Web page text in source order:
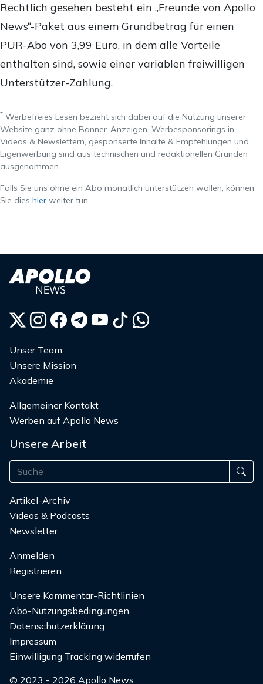
Rechtlich gesehen besteht ein „Freunde von Apollo
News“-Paket aus einem Grundbetrag für einen
PUR-Abo von 3,99 Euro, in dem alle Vorteile
enthalten sind, sowie einer variablen freiwilligen
Unterstützer-Zahlung.
* Werbefreies Lesen bezieht sich dabei auf die Nutzung unserer
Website ganz ohne Banner-Anzeigen. Werbesponsorings in
Videos & Newslettern, gesponserte Inhalte & Empfehlungen und
Eigenwerbung sind aus technischen und redaktionellen Gründen
ausgenommen.
Falls Sie uns ohne ein Abo monatlich unterstützen wollen, können
Sie dies hier weiter tun.
Unser Team
Unsere Mission
Akademie
Allgemeiner Kontakt
Werben auf Apollo News
Unsere Arbeit
Artikel-Archiv
Videos & Podcasts
Newsletter
Anmelden
Registrieren
Unsere Kommentar-Richtlinien
Abo-Nutzungsbedingungen
Datenschutzerklärung
Impressum
Einwilligung Tracking widerrufen
© 2023 - 2026 Apollo News